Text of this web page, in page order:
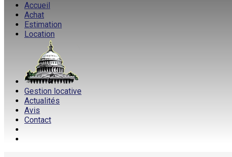
Accueil
Achat
Estimation
Location
Gestion locative
Actualités
Avis
Contact